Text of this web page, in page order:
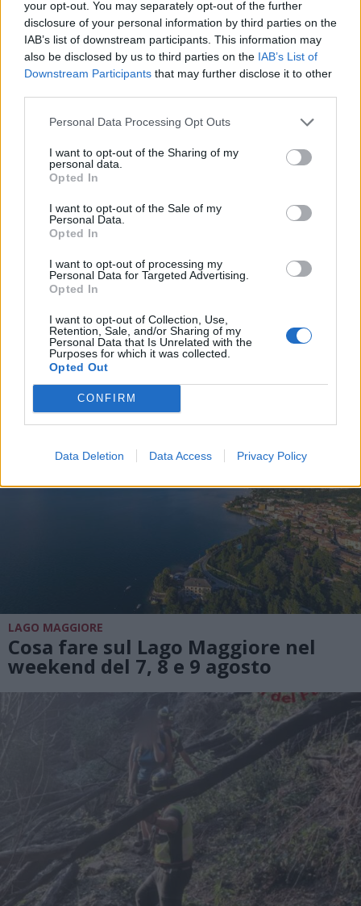
your opt-out. You may separately opt-out of the further
disclosure of your personal information by third parties on the
IAB’s list of downstream participants. This information may
also be disclosed by us to third parties on the IAB’s List of
Downstream Participants that may further disclose it to other
Personal Data Processing Opt Outs
I want to opt-out of the Sharing of my
personal data.
Opted In
I want to opt-out of the Sale of my
Personal Data.
Opted In
I want to opt-out of processing my
Personal Data for Targeted Advertising.
Opted In
I want to opt-out of Collection, Use,
Retention, Sale, and/or Sharing of my
Personal Data that Is Unrelated with the
Purposes for which it was collected.
Opted Out
CONFIRM
Data Deletion Data Access Privacy Policy
DALLA HOME
LAGO MAGGIORE
Cosa fare sul Lago Maggiore nel
weekend del 7, 8 e 9 agosto